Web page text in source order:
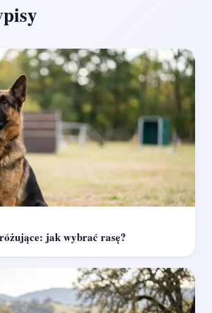
jak wybrać rasę?